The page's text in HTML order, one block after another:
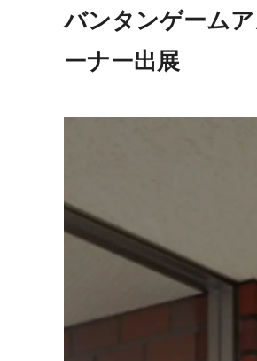
バンタンゲーム
ーナー出展